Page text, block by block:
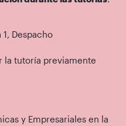
1, Despacho
la tutoría previamente
y Empresariales en la